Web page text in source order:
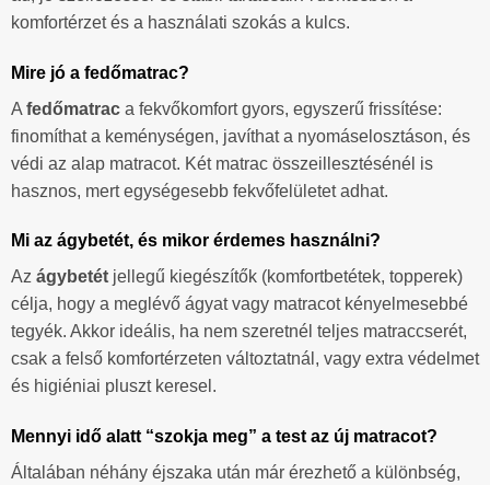
komfortérzet és a használati szokás a kulcs.
Mire jó a fedőmatrac?
A fedőmatrac a fekvőkomfort gyors, egyszerű frissítése:
finomíthat a keménységen, javíthat a nyomáselosztáson, és
védi az alap matracot. Két matrac összeillesztésénél is
hasznos, mert egységesebb fekvőfelületet adhat.
Mi az ágybetét, és mikor érdemes használni?
Az ágybetét jellegű kiegészítők (komfortbetétek, topperek)
célja, hogy a meglévő ágyat vagy matracot kényelmesebbé
tegyék. Akkor ideális, ha nem szeretnél teljes matraccserét,
csak a felső komfortérzeten változtatnál, vagy extra védelmet
és higiéniai pluszt keresel.
Mennyi idő alatt “szokja meg” a test az új matracot?
Általában néhány éjszaka után már érezhető a különbség,